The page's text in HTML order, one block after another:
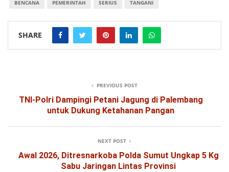
BENCANA PEMERINTAH SERIUS TANGANI
SHARE
PREVIOUS POST
TNI-Polri Dampingi Petani Jagung di Palembang
untuk Dukung Ketahanan Pangan
NEXT POST
Awal 2026, Ditresnarkoba Polda Sumut Ungkap 5 Kg
Sabu Jaringan Lintas Provinsi